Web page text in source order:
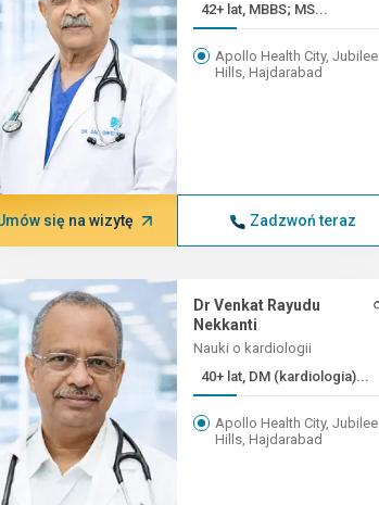
42+ lat, MBBS; MS...
Apollo Health City, Jubilee
Hills, Hajdarabad
się na wizytę Zadzwoń teraz
Dr Venkat Rayudu
Nekkanti
Nauki o kardiologii
40+ lat, DM (kardiologia)...
Apollo Health City, Jubilee
Hills, Hajdarabad